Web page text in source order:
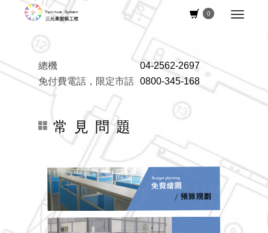
0
總機
04-2562-2697
免付費電話，限定市話 0800-345-168
常 見 問 題